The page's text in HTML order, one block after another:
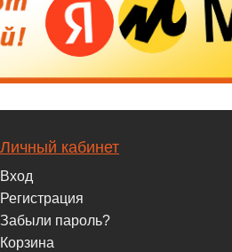
Личный кабинет
Вход
Регистрация
Забыли пароль?
Корзина